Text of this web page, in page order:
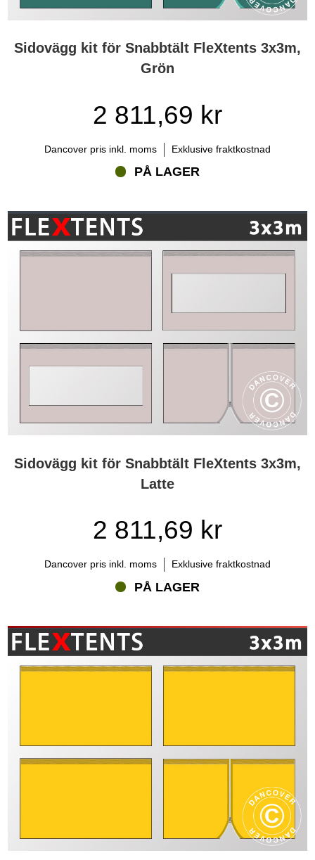
Sidovägg kit för Snabbtält FleXtents 3x3m,
Grön
2 811,69 kr
Dancover pris inkl. moms Exklusive fraktkostnad
PÅ LAGER
Sidovägg kit för Snabbtält FleXtents 3x3m,
Latte
2 811,69 kr
Dancover pris inkl. moms Exklusive fraktkostnad
PÅ LAGER